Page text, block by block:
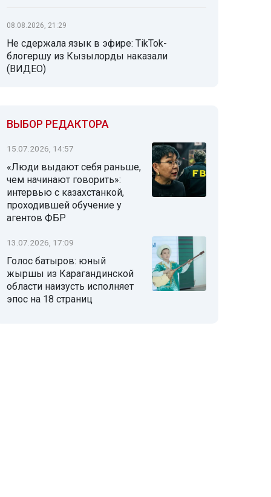
08.08.2026, 21:29
Не сдержала язык в эфире: TikTok-
блогершу из Кызылорды наказали
(ВИДЕО)
ВЫБОР РЕДАКТОРА
15.07.2026, 14:57
«Люди выдают себя раньше,
чем начинают говорить»:
интервью с казахстанкой,
проходившей обучение у
агентов ФБР
13.07.2026, 17:09
Голос батыров: юный
жыршы из Карагандинской
области наизусть исполняет
эпос на 18 страниц